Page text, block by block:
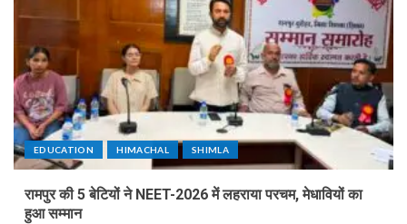
EDUCATION HIMACHAL SHIMLA
रामपुर की 5 बेटियों ने NEET-2026 में लहराया परचम, मेधावियों का
हुआ सम्मान